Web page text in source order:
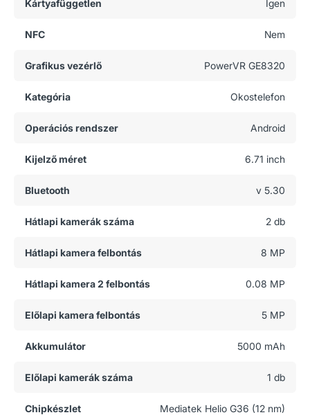
Kártyafüggetlen Igen
NFC Nem
Grafikus vezérlő PowerVR GE8320
Kategória Okostelefon
Operációs rendszer Android
Kijelző méret 6.71 inch
Bluetooth v 5.30
Hátlapi kamerák száma 2 db
Hátlapi kamera felbontás 8 MP
Hátlapi kamera 2 felbontás 0.08 MP
Előlapi kamera felbontás 5 MP
Akkumulátor 5000 mAh
Előlapi kamerák száma 1 db
Chipkészlet Mediatek Helio G36 (12 nm)